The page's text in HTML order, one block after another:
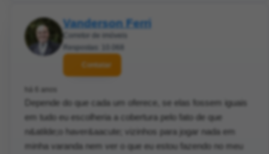
Vanderson Ferri
Contatar
Depende do que cada um oferece, se elas fossem iguais
em tudo eu escolheria a cobertura pelo fato de que
n&atilde;o haver&aacute; vizinhos para jogar nada em
minha varanda nem ver o que eu estou fazendo no meu